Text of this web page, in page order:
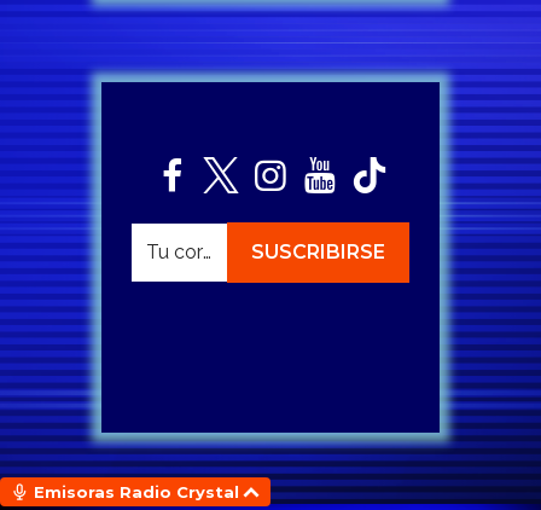
Emisoras Radio Crystal